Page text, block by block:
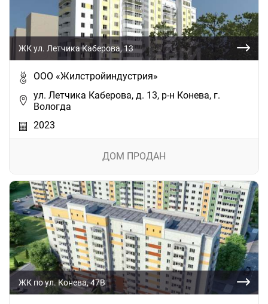
ЖК ул. Летчика Каберова, 13
ООО «Жилстройиндустрия»
ул. Летчика Каберова, д. 13, р-н Конева, г.
Вологда
2023
ДОМ ПРОДАН
ЖК по ул. Конева, 47В